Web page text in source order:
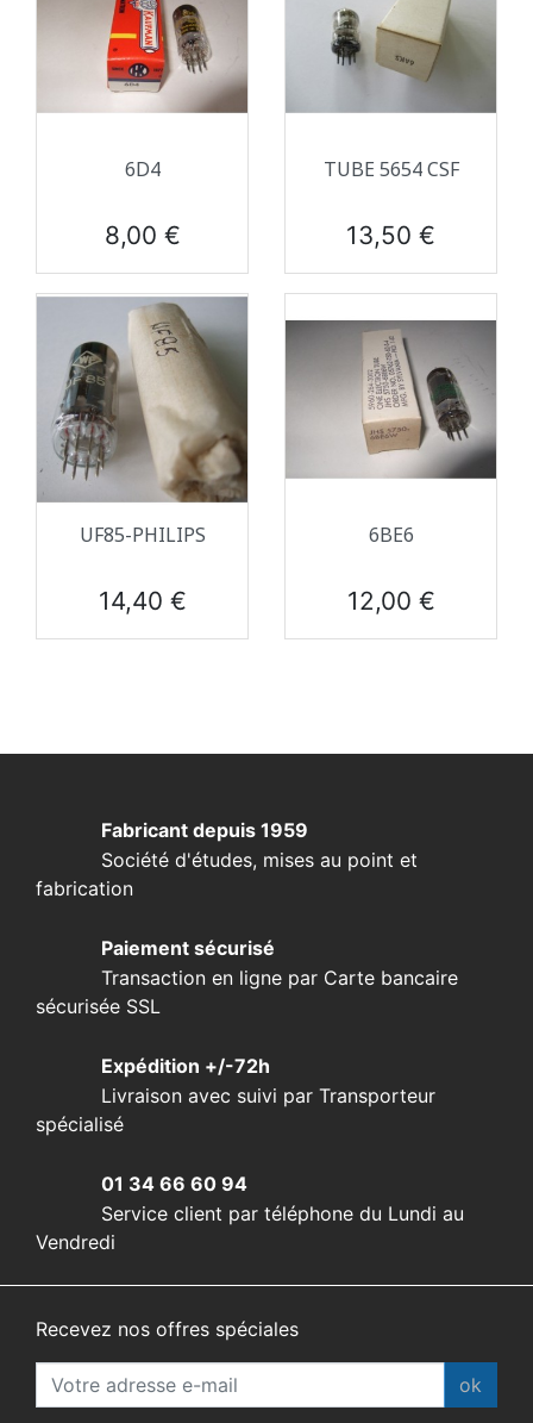
6D4
Prix
8,00 €
TUBE 5654 CSF
Prix
13,50 €
UF85-PHILIPS
Prix
14,40 €
6BE6
Prix
12,00 €
Fabricant depuis 1959
Société d'études, mises au point et
fabrication
Paiement sécurisé
Transaction en ligne par Carte bancaire
sécurisée SSL
Expédition +/-72h
Livraison avec suivi par Transporteur
spécialisé
01 34 66 60 94
Service client par téléphone du Lundi au
Vendredi
Recevez nos offres spéciales
ok